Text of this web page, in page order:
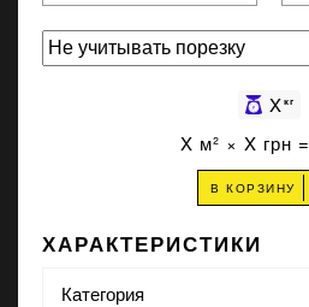
Xкг
X м² × X грн =
В КОРЗИНУ
ХАРАКТЕРИСТИКИ
Категория